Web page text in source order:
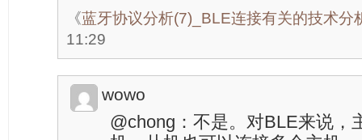
《蓝牙协议分析(7)_BLE连接有关的技术分
11:29
wowo
@chong：不是。对BLE来说，